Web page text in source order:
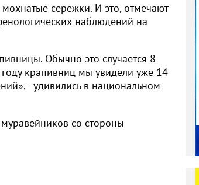
серёжки. И это, отмечают
наблюдений на
Обычно это случается 8
крапивниц мы увидели уже 14
- удивились в национальном
со стороны